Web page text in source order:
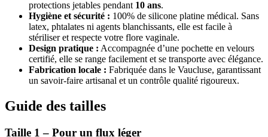
protections jetables pendant 10 ans.
Hygiène et sécurité : 100% de silicone platine médical. Sans
latex, phtalates ni agents blanchissants, elle est facile à
stériliser et respecte votre flore vaginale.
Design pratique : Accompagnée d’une pochette en velours
certifié, elle se range facilement et se transporte avec élégance.
Fabrication locale : Fabriquée dans le Vaucluse, garantissant
un savoir-faire artisanal et un contrôle qualité rigoureux.
Guide des tailles
Taille 1 – Pour un flux léger